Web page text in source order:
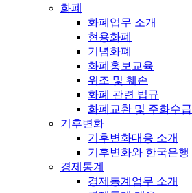
화폐
화폐업무 소개
현용화폐
기념화폐
화폐홍보교육
위조 및 훼손
화폐 관련 법규
화폐교환 및 주화수급
기후변화
기후변화대응 소개
기후변화와 한국은행
경제통계
경제통계업무 소개